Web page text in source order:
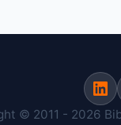
© 2011 - 2026